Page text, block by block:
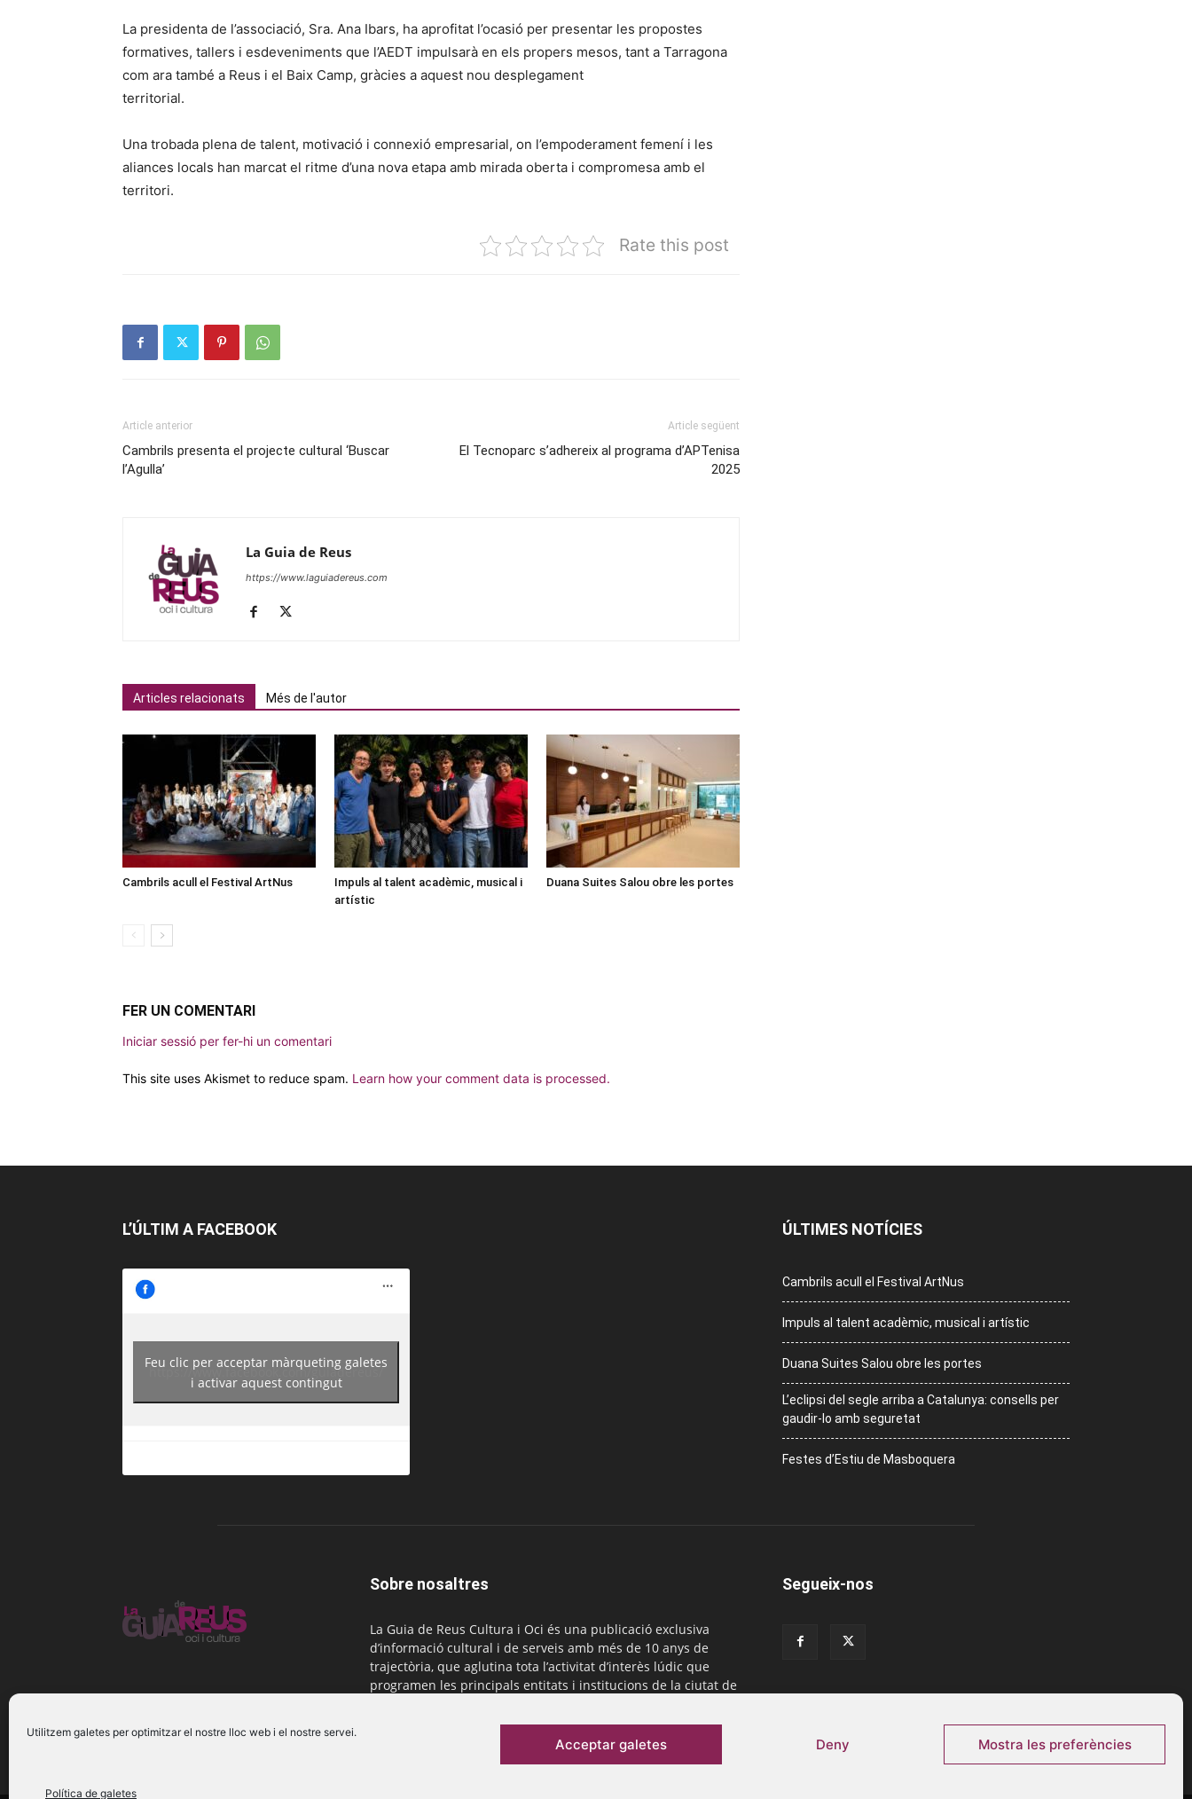
Utilitzem galetes per optimitzar el nostre lloc web i el nostre servei.
Acceptar galetes Deny Mostra les preferències
Política de galetes
La presidenta de l’associació, Sra. Ana Ibars, ha aprofitat l’ocasió per presentar les propostes
formatives, tallers i esdeveniments que l’AEDT impulsarà en els propers mesos, tant a Tarragona
com ara també a Reus i el Baix Camp, gràcies a aquest nou desplegament
territorial.
Una trobada plena de talent, motivació i connexió empresarial, on l’empoderament femení i les
aliances locals han marcat el ritme d’una nova etapa amb mirada oberta i compromesa amb el
territori.
Rate this post
Article anterior
Cambrils presenta el projecte cultural ‘Buscar
l’Agulla’
Article següent
El Tecnoparc s’adhereix al programa d’APTenisa
2025
La Guia de Reus
https://www.laguiadereus.com
Articles relacionats Més de l'autor
Cambrils acull el Festival ArtNus
Impuls al talent acadèmic, musical i
artístic
Duana Suites Salou obre les portes
FER UN COMENTARI
Iniciar sessió per fer-hi un comentari
This site uses Akismet to reduce spam. Learn how your comment data is processed.
L’ÚLTIM A FACEBOOK
https://www.facebook.com/guiadereus/
Feu clic per acceptar màrqueting galetes
i activar aquest contingut
ÚLTIMES NOTÍCIES
Cambrils acull el Festival ArtNus
Impuls al talent acadèmic, musical i artístic
Duana Suites Salou obre les portes
L’eclipsi del segle arriba a Catalunya: consells per
gaudir-lo amb seguretat
Festes d’Estiu de Masboquera
Sobre nosaltres
La Guia de Reus Cultura i Oci és una publicació exclusiva
d’informació cultural i de serveis amb més de 10 anys de
trajectòria, que aglutina tota l’activitat d’interès lúdic que
programen les principals entitats i institucions de la ciutat de
comercial@laguiadereus.com
Segueix-nos